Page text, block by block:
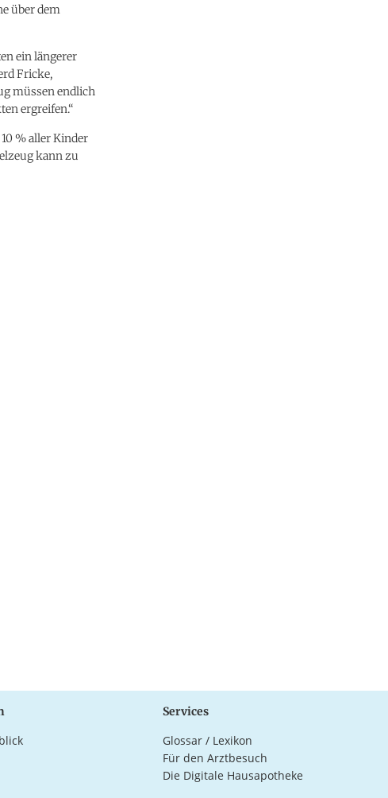
über dem
ein längerer
Fricke,
müssen endlich
ergreifen.“
% aller Kinder
kann zu
Services
Glossar / Lexikon
Für den Arztbesuch
Die Digitale Hausapotheke